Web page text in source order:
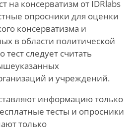
на консерватизм от IDRlabs
опросники для оценки
консерватизма и
в области политической
следует считать
и учреждений.
информацию только
тесты и опросники
только